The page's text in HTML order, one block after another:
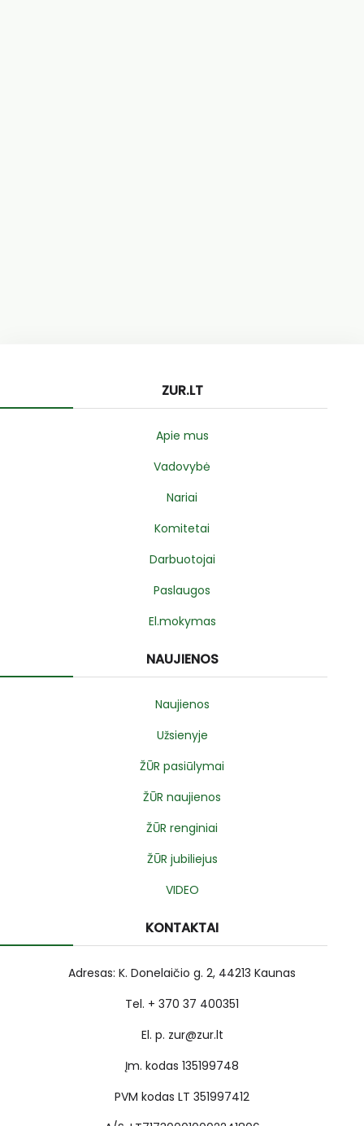
ZUR.LT
Apie mus
Vadovybė
Nariai
Komitetai
Darbuotojai
Paslaugos
El.mokymas
NAUJIENOS
Naujienos
Užsienyje
ŽŪR pasiūlymai
ŽŪR naujienos
ŽŪR renginiai
ŽŪR jubiliejus
VIDEO
KONTAKTAI
Adresas: K. Donelaičio g. 2, 44213 Kaunas
Tel. + 370 37 400351
El. p. zur@zur.lt
Įm. kodas 135199748
PVM kodas LT 351997412